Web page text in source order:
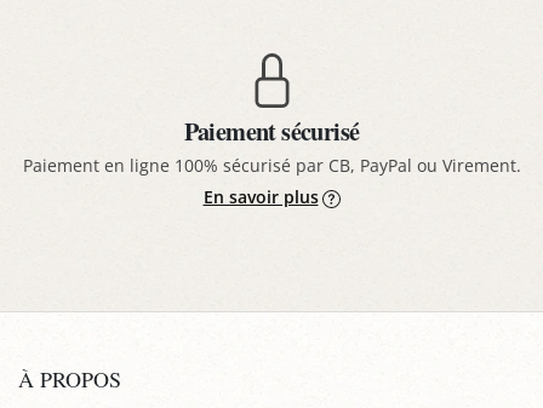
Paiement sécurisé
Paiement en ligne 100% sécurisé par CB, PayPal ou Virement.
En savoir plus
À PROPOS